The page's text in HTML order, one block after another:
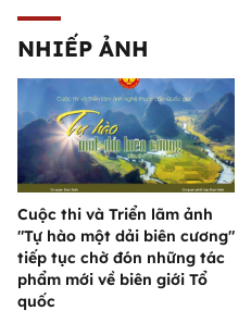
NHIẾP ẢNH
Cuộc thi và Triển lãm ảnh
"Tự hào một dải biên cương"
tiếp tục chờ đón những tác
phẩm mới về biên giới Tổ
quốc